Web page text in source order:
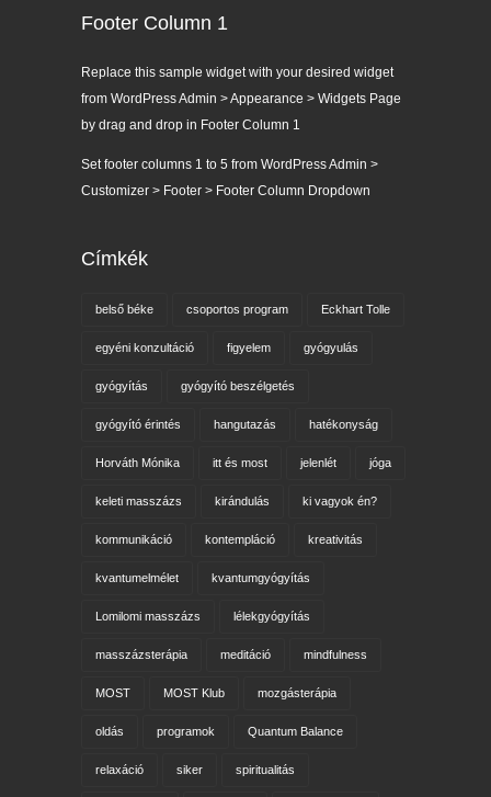
Footer Column 1
Replace this sample widget with your desired widget
from WordPress Admin > Appearance > Widgets Page
by drag and drop in Footer Column 1
Set footer columns 1 to 5 from WordPress Admin >
Customizer > Footer > Footer Column Dropdown
Címkék
belső béke csoportos program Eckhart Tolle
egyéni konzultáció figyelem gyógyulás
gyógyítás gyógyító beszélgetés
gyógyító érintés hangutazás hatékonyság
Horváth Mónika itt és most jelenlét jóga
keleti masszázs kirándulás ki vagyok én?
kommunikáció kontempláció kreativitás
kvantumelmélet kvantumgyógyítás
Lomilomi masszázs lélekgyógyítás
masszázsterápia meditáció mindfulness
MOST MOST Klub mozgásterápia
oldás programok Quantum Balance
relaxáció siker spiritualitás